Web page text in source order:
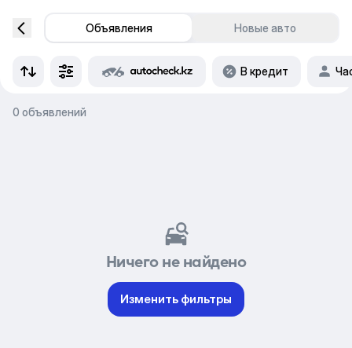
Объявления Новые авто
В кредит
0 объявлений
Ничего не найдено
Изменить фильтры